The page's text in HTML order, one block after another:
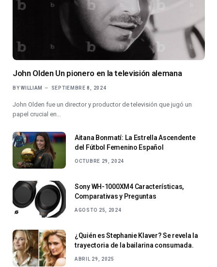
John Olden Un pionero en la televisión alemana
BY WILLIAM SEPTIEMBRE 8, 2024
John Olden fue un director y productor de televisión que jugó un
papel crucial en…
Aitana Bonmatí: La Estrella Ascendente
del Fútbol Femenino Español
OCTUBRE 29, 2024
Sony WH-1000XM4 Características,
Comparativas y Preguntas
AGOSTO 25, 2024
¿Quién es Stephanie Klaver? Se revela la
trayectoria de la bailarina consumada.
ABRIL 29, 2025